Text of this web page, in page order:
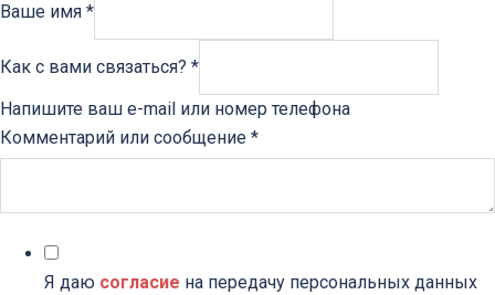
Ваше имя *
Как с вами связаться? *
Напишите ваш e-mail или номер телефона
Комментарий или сообщение *
Я даю согласие на передачу персональных данных